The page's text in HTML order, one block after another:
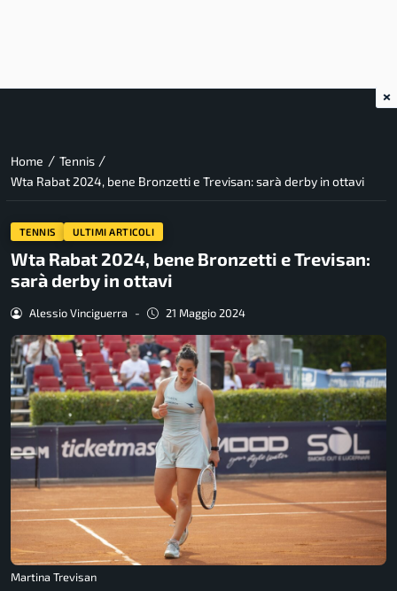
Home / Tennis /
Wta Rabat 2024, bene Bronzetti e Trevisan: sarà derby in ottavi
TENNIS ULTIMI ARTICOLI
Wta Rabat 2024, bene Bronzetti e Trevisan:
sarà derby in ottavi
Alessio Vinciguerra - 21 Maggio 2024
Martina Trevisan
×